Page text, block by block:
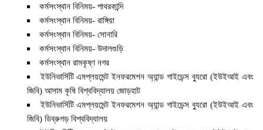
কর্মসংস্থান বিনিময়- পাথরকান্দি
কর্মসংস্থান বিনিময়- রাঙ্গিয়া
কর্মসংস্থান বিনিময়- সোনারি
কর্মসংস্থান বিনিময়- উদালগুড়ি
কর্মসংস্থান রামকৃষ্ণ নগর
ইউনিভার্সিটি এমপ্লয়মেন্ট ইনফরমেশন অ্যান্ড গাইডেন্স ব্যুরো (ইউইআই এবং
জিবি) আসাম কৃষি বিশ্ববিদ্যালয় জোড়হাট
ইউনিভার্সিটি এমপ্লয়মেন্ট ইনফরমেশন অ্যান্ড গাইডেন্স ব্যুরো (ইউইআই এবং
জিবি) ডিব্রুগড় বিশ্ববিদ্যালয়